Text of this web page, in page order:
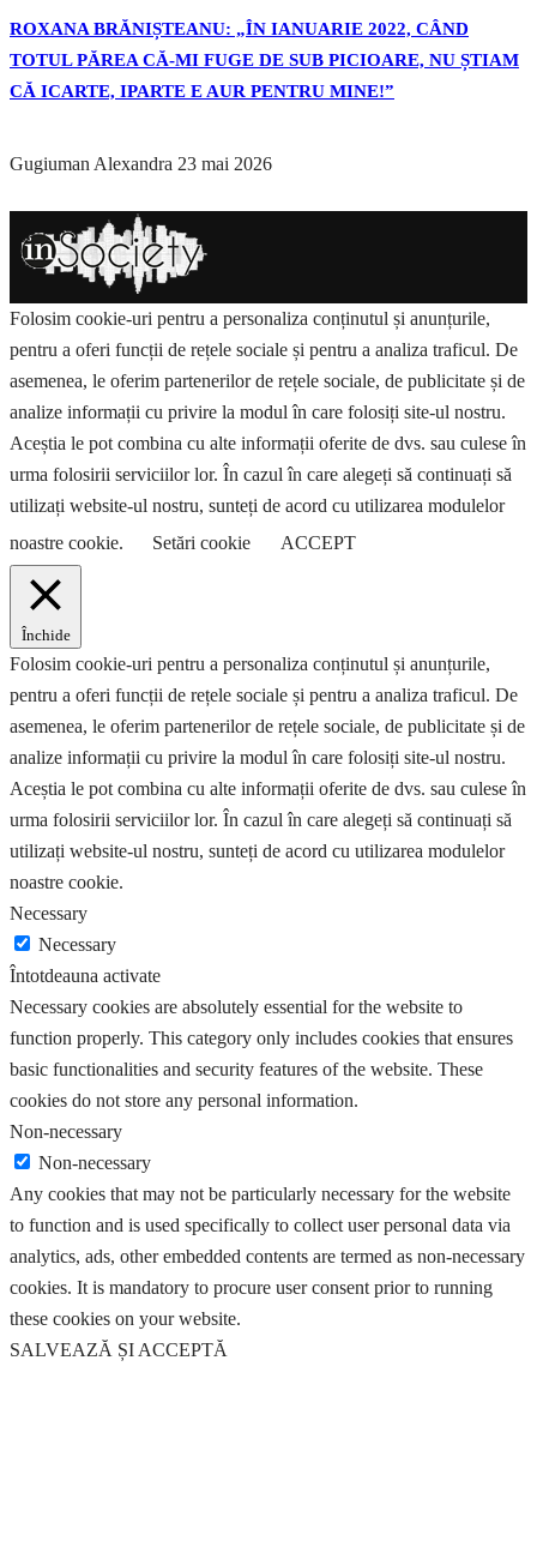
ROXANA BRĂNIȘTEANU: „ÎN IANUARIE 2022, CÂND
TOTUL PĂREA CĂ-MI FUGE DE SUB PICIOARE, NU ȘTIAM
CĂ ICARTE, IPARTE E AUR PENTRU MINE!”
Gugiuman Alexandra 23 mai 2026
Folosim cookie-uri pentru a personaliza conținutul și anunțurile,
pentru a oferi funcții de rețele sociale și pentru a analiza traficul. De
asemenea, le oferim partenerilor de rețele sociale, de publicitate și de
analize informații cu privire la modul în care folosiți site-ul nostru.
Aceștia le pot combina cu alte informații oferite de dvs. sau culese în
urma folosirii serviciilor lor. În cazul în care alegeți să continuați să
utilizați website-ul nostru, sunteți de acord cu utilizarea modulelor
noastre cookie.
Setări cookie ACCEPT
Închide
Folosim cookie-uri pentru a personaliza conținutul și anunțurile,
pentru a oferi funcții de rețele sociale și pentru a analiza traficul. De
asemenea, le oferim partenerilor de rețele sociale, de publicitate și de
analize informații cu privire la modul în care folosiți site-ul nostru.
Aceștia le pot combina cu alte informații oferite de dvs. sau culese în
urma folosirii serviciilor lor. În cazul în care alegeți să continuați să
utilizați website-ul nostru, sunteți de acord cu utilizarea modulelor
noastre cookie.
Necessary
Necessary
Întotdeauna activate
Necessary cookies are absolutely essential for the website to
function properly. This category only includes cookies that ensures
basic functionalities and security features of the website. These
cookies do not store any personal information.
Non-necessary
Non-necessary
Any cookies that may not be particularly necessary for the website
to function and is used specifically to collect user personal data via
analytics, ads, other embedded contents are termed as non-necessary
cookies. It is mandatory to procure user consent prior to running
these cookies on your website.
SALVEAZĂ ȘI ACCEPTĂ